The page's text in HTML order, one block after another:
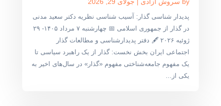
پدیدار شناسی گذار: آسیب شناسی نظریه دکتر سعید مدنی
در گذار از جمهوری اسلامی 📅 چهارشنبه ۷ مرداد ۱۴۰۵- ۲۹
ژوئیه ۲۰۲۶ 🖋 دفتر پدیدارشناسی و مطالعات گذار
اجتماعی ایران بخش نخست: گذار از یک راهبرد سیاسی تا
یک مفهوم جامعه‌شناختی مفهوم «گذار» در سال‌های اخیر به
یکی از...